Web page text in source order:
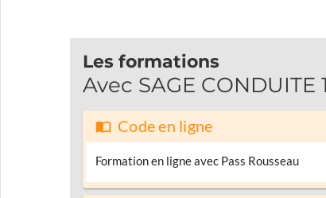
Les formations
Avec SAGE
Code en ligne
Formation en ligne avec Pass Rousseau